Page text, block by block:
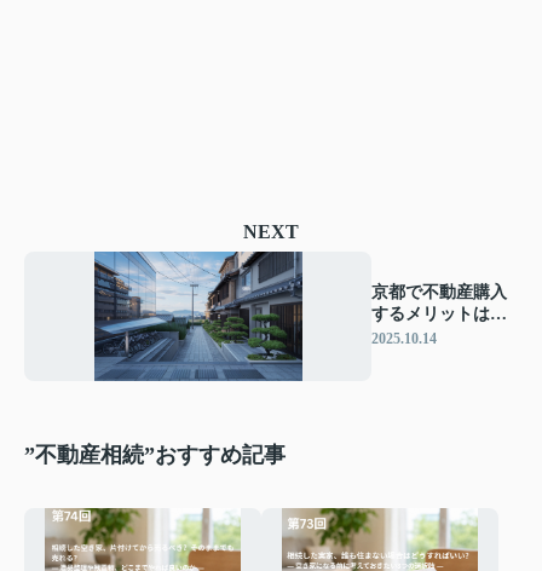
NEXT
京都で不動産購入
するメリットは？
法人名義の活用と
2025.10.14
”不動産相続”おすすめ記事